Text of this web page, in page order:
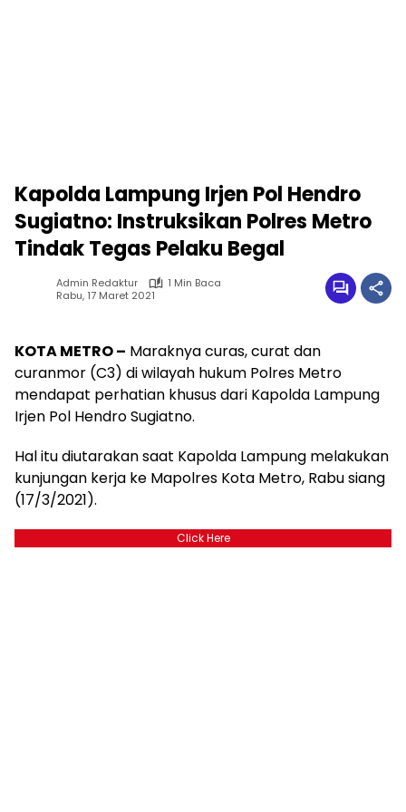
Kapolda Lampung Irjen Pol Hendro
Sugiatno: Instruksikan Polres Metro
Tindak Tegas Pelaku Begal
Admin Redaktur
1 Min Baca
Rabu, 17 Maret 2021
KOTA METRO – Maraknya curas, curat dan
curanmor (C3) di wilayah hukum Polres Metro
mendapat perhatian khusus dari Kapolda Lampung
Irjen Pol Hendro Sugiatno.
Hal itu diutarakan saat Kapolda Lampung melakukan
kunjungan kerja ke Mapolres Kota Metro, Rabu siang
(17/3/2021).
Click Here